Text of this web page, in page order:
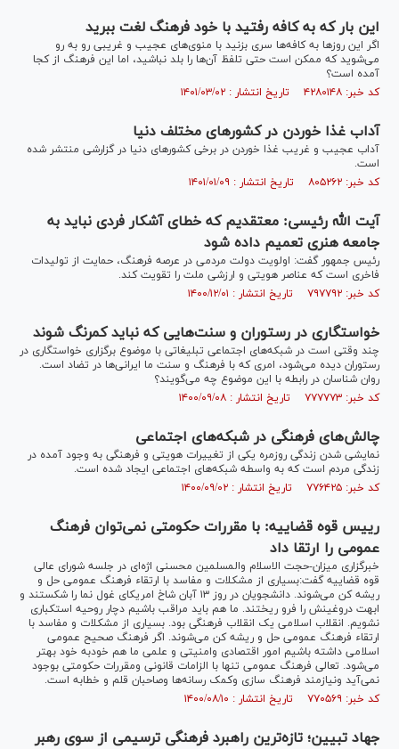
این بار که به کافه رفتید با خود فرهنگ لغت ببرید
اگر این روزها به کافه‌‌ها سری بزنید با منوی‌های عجیب و غریبی رو به رو
می‌شوید که ممکن است حتی تلفظ آن‌ها را بلد نباشید، اما این فرهنگ از کجا
آمده است؟
کد خبر: ۴۲۸۰۱۴۸ تاریخ انتشار : ۱۴۰۱/۰۳/۰۲
آداب غذا خوردن در کشور‌های مختلف دنیا
آداب عجیب و غریب غذا خوردن در برخی کشور‌های دنیا در گزارشی منتشر شده
است.
کد خبر: ۸۰۵۲۶۲ تاریخ انتشار : ۱۴۰۱/۰۱/۰۹
آیت الله رئیسی: معتقدیم که خطای آشکار فردی نباید به
جامعه هنری تعمیم داده شود
رئیس جمهور گفت: اولویت دولت مردمی در عرصه فرهنگ، حمایت از تولیدات
فاخری است که عناصر هویتی و ارزشی ملت را تقویت کند.
کد خبر: ۷۹۷۷۹۲ تاریخ انتشار : ۱۴۰۰/۱۲/۰۱
خواستگاری در رستوران و سنت‌هایی که نباید کمرنگ شوند
چند وقتی است در شبکه‌های اجتماعی تبلیغاتی با موضوع برگزاری خواستگاری در
رستوران دیده می‌شود، امری که با فرهنگ و سنت ما ایرانی‌ها در تضاد است.
روان شناسان در رابطه با این موضوع چه می‌گویند؟
کد خبر: ۷۷۷۷۷۳ تاریخ انتشار : ۱۴۰۰/۰۹/۰۸
چالش‌های فرهنگی در شبکه‌های اجتماعی
نمایشی ‌شدن زندگی روزمره یکی از تغییرات هویتی و فرهنگی به وجود آمده در
زندگی مردم است که به واسطه شبکه‌های اجتماعی ایجاد شده است.
کد خبر: ۷۷۶۴۲۵ تاریخ انتشار : ۱۴۰۰/۰۹/۰۲
رییس قوه قضاییه: با مقررات حکومتی نمی‌توان فرهنگ
عمومی را ارتقا داد
خبرگزاری میزان-حجت الاسلام والمسلمین محسنی اژه‌ای در جلسه شورای عالی
قوه قضاییه گفت:بسیاری از مشکلات و مفاسد با ارتقاء فرهنگ عمومی حل و
ریشه کن می‌شوند. دانشجویان در روز ۱۳ آبان شاخ امریکای غول نما را شکستند و
ابهت دروغینش را فرو ریختند. ما هم باید مراقب باشیم دچار روحیه استکباری
نشویم. انقلاب اسلامی یک انقلاب فرهنگی بود. بسیاری از مشکلات و مفاسد با
ارتقاء فرهنگ عمومی حل و ریشه کن می‌شوند. اگر فرهنگ صحیح عمومی
اسلامی داشته باشیم امور اقتصادی وامنیتی و علمی ما هم خودبه خود بهتر
می‌شود. تعالی فرهنگ عمومی تنها با الزامات قانونی ومقررات حکومتی بوجود
نمی‌آید ونیازمند فرهنگ سازی وکمک رسانه‌ها وصاحبان قلم و خطابه است.
کد خبر: ۷۷۰۵۶۹ تاریخ انتشار : ۱۴۰۰/۰۸/۱۰
جهاد تبیین؛ تازه‌ترین راهبرد فرهنگی ترسیمی از سوی رهبر